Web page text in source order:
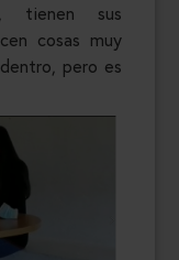
tienen sus
cosas muy
pero es